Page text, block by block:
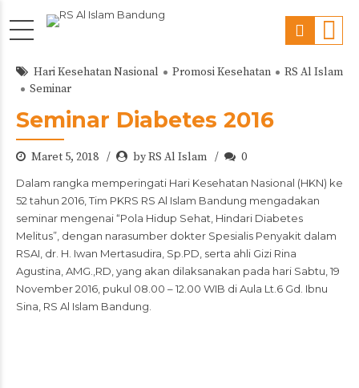
Hari Kesehatan Nasional Promosi Kesehatan
RS Al Islam
Seminar
Seminar Diabetes 2016
Maret 5, 2018 by RS Al Islam 0
Dalam rangka memperingati Hari Kesehatan Nasional (HKN) ke
52 tahun 2016, Tim PKRS RS Al Islam Bandung mengadakan
seminar mengenai “Pola Hidup Sehat, Hindari Diabetes
Melitus”, dengan narasumber dokter Spesialis Penyakit dalam
RSAI, dr. H. Iwan Mertasudira, Sp.PD, serta ahli Gizi Rina
Agustina, AMG.,RD, yang akan dilaksanakan pada hari Sabtu, 19
November 2016, pukul 08.00 – 12.00 WIB di Aula Lt.6 Gd. Ibnu
Sina, RS Al Islam Bandung.